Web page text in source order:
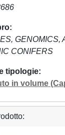
GENOMICS,
CONIFERS
tipologie
in volume